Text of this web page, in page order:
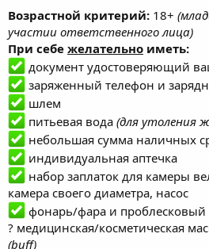
Возрастной критерий: 18+
участии ответственного лица)
При себе желательно иметь:
документ удостоверяющий
заряженный телефон и
шлем
питьевая вода (для утоления
небольшая сумма наличных
индивидуальная аптечка
набор заплаток для камеры
камера своего диаметра, насос
фонарь/фара и проблесковый
? медицинская/косметическая
(buff)